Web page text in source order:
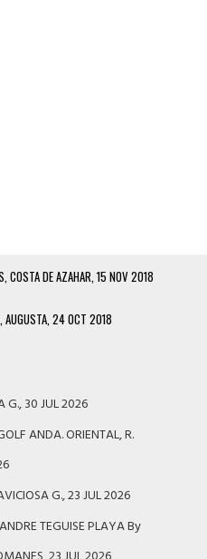
COSTA DE AZAHAR, 15 NOV 2018
AUGUSTA, 24 OCT 2018
G., 30 JUL 2026
ANDA. ORIENTAL, R.
G., 23 JUL 2026
TEGUISE PLAYA By